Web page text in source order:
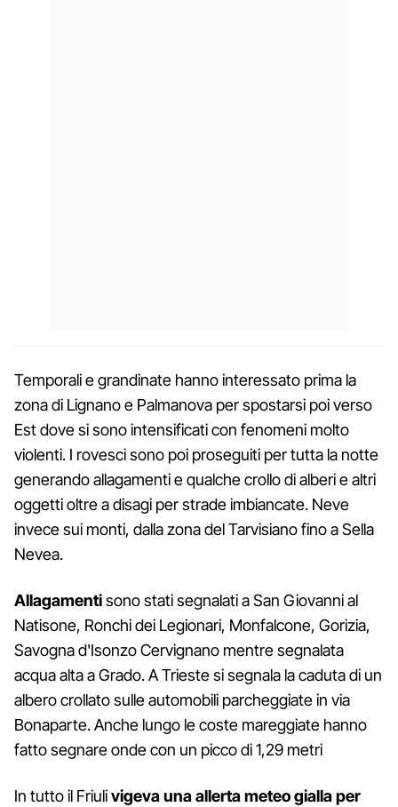
Temporali e grandinate hanno interessato prima la
zona di Lignano e Palmanova per spostarsi poi verso
Est dove si sono intensificati con fenomeni molto
violenti. I rovesci sono poi proseguiti per tutta la notte
generando allagamenti e qualche crollo di alberi e altri
oggetti oltre a disagi per strade imbiancate. Neve
invece sui monti, dalla zona del Tarvisiano fino a Sella
Nevea.
Allagamentisono stati segnalati a San Giovanni al
Natisone, Ronchi dei Legionari, Monfalcone, Gorizia,
Savogna d'Isonzo Cervignano mentre segnalata
acqua alta a Grado. A Trieste si segnala la caduta di un
albero crollato sulle automobili parcheggiate in via
Bonaparte. Anche lungo le coste mareggiate hanno
fatto segnare onde con un picco di 1,29 metri
In tutto il Friulivigeva una allerta meteo gialla per